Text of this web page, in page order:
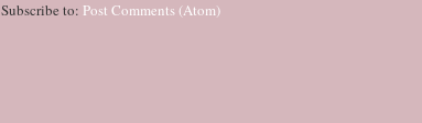
Subscribe to: Post Comments (Atom)